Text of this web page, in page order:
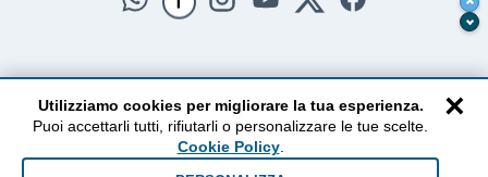
AlzogliOcchiversoilCielo
Dal 2010 ad oggi • Testi e pensieri tra terra e cielo
×
Utilizziamo cookies per migliorare la tua esperienza.
Puoi accettarli tutti, rifiutarli o personalizzare le tue scelte.
Cookie Policy.